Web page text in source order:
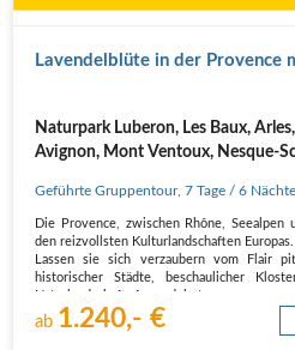
Lavendelblüte in der Provence
Naturpark Luberon, Les Baux,
Avignon, Mont Ventoux, Nesque-
Geführte Gruppentour,7 Tage / 6 Nächte
Die Provence, zwischen Rhône,
den reizvollsten Kulturlandschaften Europas.
Lassen sie sich verzaubern vom Flair
historischer Städte, beschaulicher
ab 1.240,- €